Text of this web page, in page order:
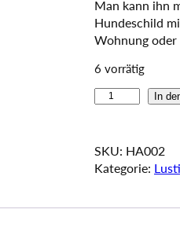
Man kann ihn
Hundeschild
Wohnung oder
6 vorrätig
t
i
In
SKU: HA002
Kategorie: